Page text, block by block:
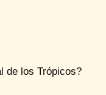
de los Trópicos?